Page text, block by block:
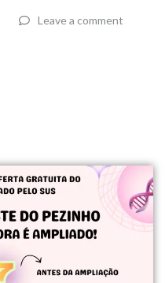
Leave a comment